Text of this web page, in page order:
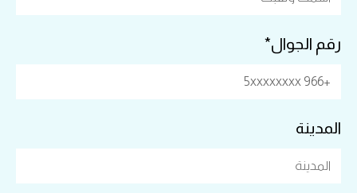
رقم الجوال*
المدينة